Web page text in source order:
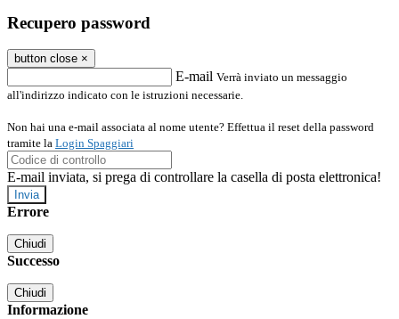
Recupero password
button close ×
E-mail Verrà inviato un messaggio
all'indirizzo indicato con le istruzioni necessarie.
Non hai una e-mail associata al nome utente? Effettua il reset della password
tramite la Login Spaggiari
E-mail inviata, si prega di controllare la casella di posta elettronica!
Errore
Chiudi
Successo
Chiudi
Informazione